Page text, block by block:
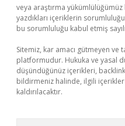
veya araştırma
yazdıkları içeriklerin
bu sorumluluğu kabul etmiş
Sitemiz, kar amacı gütmeyen
platformudur. Hukuka ve yasal
düşündüğünüz içerikleri,
bildirmeniz halinde, ilgili
kaldırılacaktır.